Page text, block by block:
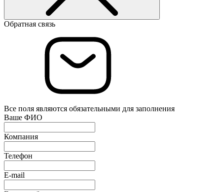
Обратная связь
Все поля являются обязательными для заполнения
Ваше ФИО
Компания
Телефон
E-mail